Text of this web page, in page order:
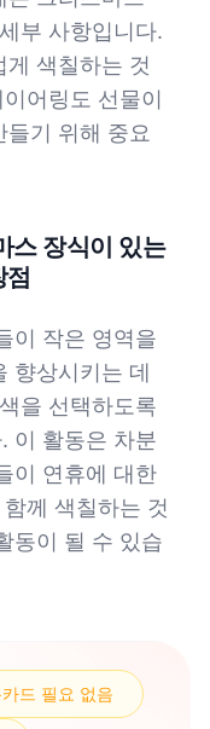
부 사항입니다.
색칠하는 것
어링도 선물이
기 위해 중요
스 장식이 있는
점
이 작은 영역을
향상시키는 데
을 선택하도록
이 활동은 차분
이 연휴에 대한
께 색칠하는 것
동이 될 수 있습
드 필요 없음